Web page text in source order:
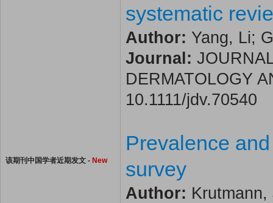
该期刊中国学者近期发文 - New
systematic
Author: Yang, Li;
Journal:
DERMATOLOGY
10.1111/jdv.70540
Prevalence
survey
Author: